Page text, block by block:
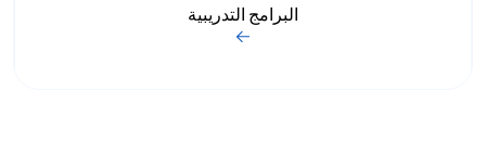
البرامج التدريبية